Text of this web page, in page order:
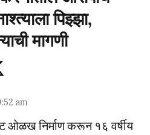
पिझ्झा,
मागणी
am
ओळख निर्माण करून १६ वर्षीय